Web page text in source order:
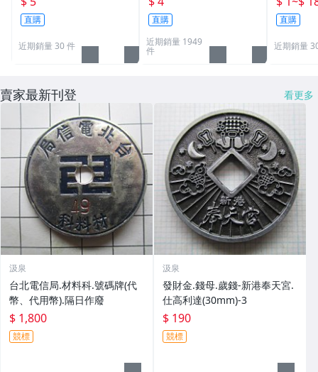
40mm 專用 比特幣 壓克
力透明圓盒硬幣盒收藏盒
平 40 36 30 278
直購
近期銷量 30 件
盒 硬幣保護 錢母保護殼
直購
近期銷量 1949
件
直購
近期銷量
賣家最新刊登 看更多
汲泉
台北電信局.材料科.號碼牌(代
幣、代用幣).隔日作廢
$ 1,800
競標
汲泉
發財金.錢母.歲錢-新港奉天宮.
仕高利達(30mm)-3
$ 190
競標